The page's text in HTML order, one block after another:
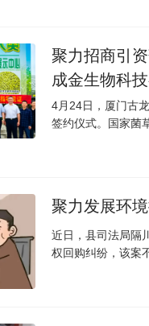
聚力招商引
成金生物科
4月24日，厦门古
签约仪式。国家菌
聚力发展环
近日，县司法局隔
权回购纠纷，该案